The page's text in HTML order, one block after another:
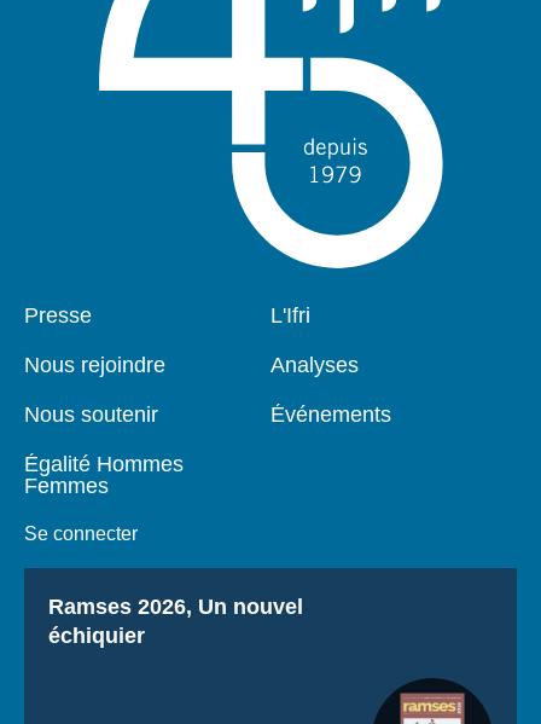
Pied
Presse
Nous rejoindre
Nous soutenir
Égalité Hommes
Femmes
Se connecter
Navigation
L'Ifri
Analyses
Événements
Titre
Ramses 2026, Un nouvel
échiquier